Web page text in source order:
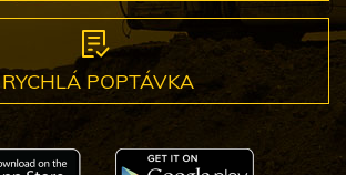
RYCHLÁ POPTÁVKA